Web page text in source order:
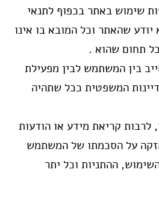
שימוש באתר בכפוף לתנאי
שהאתר וכל המובא בו אינו
תחום שהוא .
בין המשתמש לבין מפעילת
המשפטית ככל שתהיה
לרבות קריאת מידע או הודעות
על הסכמתו של המשתמש
ההתניות וכל יתר